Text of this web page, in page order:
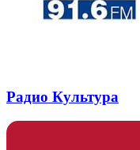
Радио Культура